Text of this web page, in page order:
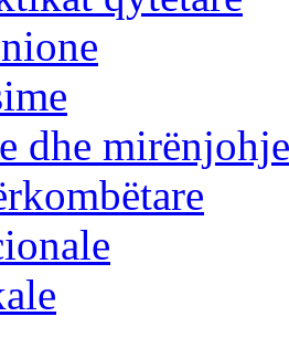
dhe mirënjohje